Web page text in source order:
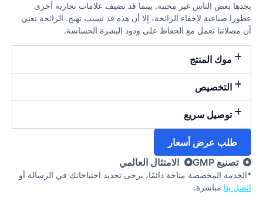
يجدها بعض الناس غير محببة. بينما قد تضيف علامات تجارية أخرى
عطورا صناعية لإخفاء الرائحة، إلا أن هذه قد تسبب تهيج. الرائحة تعني
أن مصلاتنا تعمل مع الحفاظ على ودود البشرة الحساسة.
موك المنتج
التخصيص
توصيل سريع
طلب عرض أسعار
تصنيع GMP
الامتثال العالمي
*الخدمة المخصصة متاحة دائمًا، يرجى تحديد احتياجاتك في الرسالة أو
اتصل بنا مباشرة.